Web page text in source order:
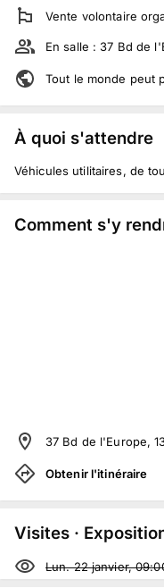
Vente volontaire
En salle : 37 Bd de
Tout le monde peut
À quoi s'attendre
Véhicules utilitaires, de
Comment s'y
37 Bd de l'Europe,
Obtenir l'itinéraire
Visites ·
Lun. 22 janvier,